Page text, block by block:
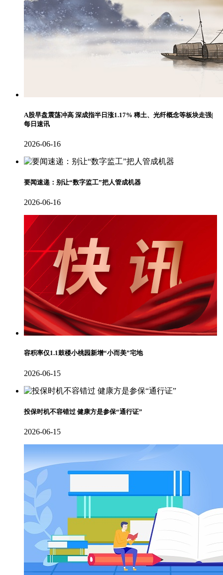
A股早盘震荡冲高 深成指半日涨1.17% 稀土、光纤概念等板块走强|
每日速讯
2026-06-16
要闻速递：别让“数字监工”把人管成机器
2026-06-16
容积率仅1.1鼓楼小桃园新增“小而美”宅地
2026-06-15
投保时机不容错过 健康方是参保“通行证”
2026-06-15